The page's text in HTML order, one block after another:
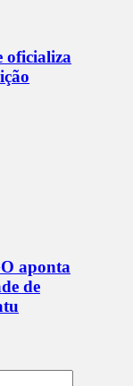
oficializa
aponta
de